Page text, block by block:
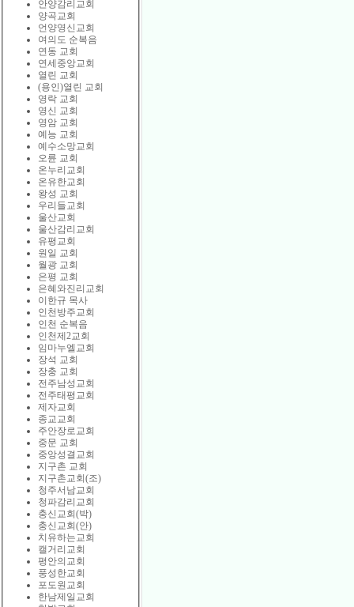
안양감리교회
양곡교회
언양영신교회
여의도 순복음
연동 교회
연세중앙교회
열린 교회
(용인)열린 교회
영락 교회
영신 교회
영암 교회
예능 교회
예수소망교회
오륜 교회
온누리교회
온유한교회
왕성 교회
우리들교회
울산교회
울산감리교회
유평교회
원일 교회
월광 교회
은평 교회
은혜와진리교회
이한규 목사
인천방주교회
인천 순복음
인천제2교회
임마누엘교회
장석 교회
장충 교회
전주남성교회
전주태평교회
제자교회
종교교회
주안장로교회
중문 교회
중앙성결교회
지구촌 교회
지구촌교회(조)
청주서남교회
청파감리교회
충신교회(박)
충신교회(안)
치유하는교회
캘거리교회
평안의교회
풍성한교회
포도원교회
한남제일교회